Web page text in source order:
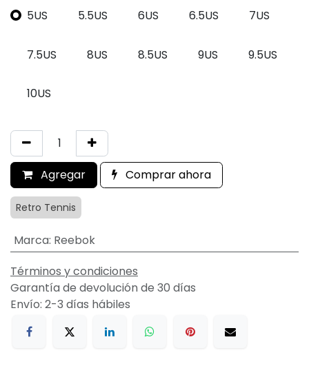
5US 5.5US 6US 6.5US 7US
7.5US 8US 8.5US 9US 9.5US
10US
Agregar Comprar ahora
Retro Tennis
Marca: Reebok
Términos y condiciones
Garantía de devolución de 30 días
Envío: 2-3 días hábiles